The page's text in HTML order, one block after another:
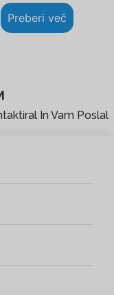
Preberi več
In Vam Poslal